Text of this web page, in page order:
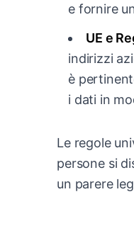
e fornire
UE e
indirizzi
è
i dati in
Le regole
persone si
un parere